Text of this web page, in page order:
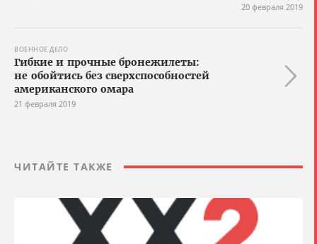
20 февраля 2019
ВОЕННОЕ ДЕЛО
Гибкие и прочные бронежилеты:
не обойтись без сверхспособностей
американского омара
21 февраля 2019
ЧИТАЙТЕ ТАКЖЕ